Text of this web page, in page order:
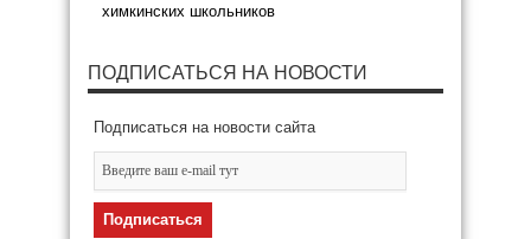
химкинских школьников
ПОДПИСАТЬСЯ НА НОВОСТИ
Подписаться на новости сайта